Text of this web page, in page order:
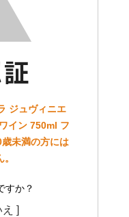
ジュヴィニエ
イン 750ml フ
未満の方には
すか？
え ]